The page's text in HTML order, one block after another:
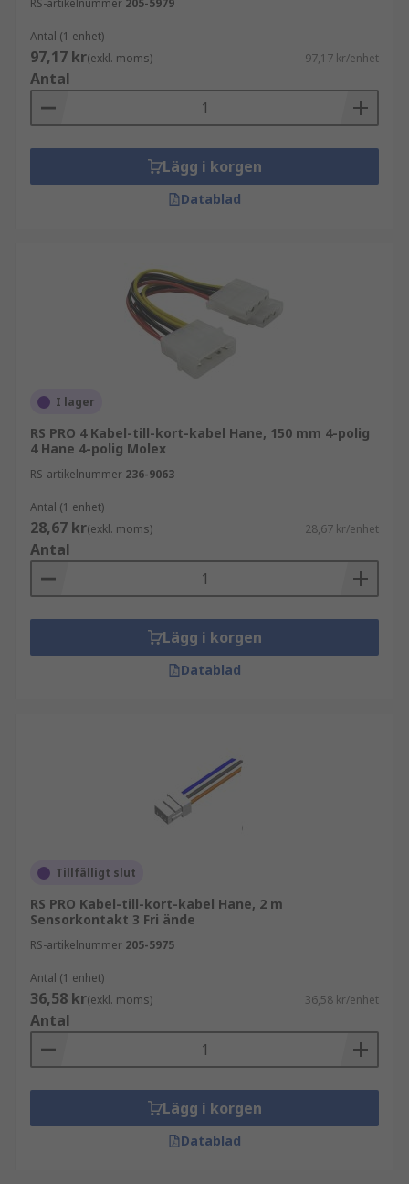
RS-artikelnummer 205-5979
Antal (1 enhet)
97,17 kr(exkl. moms) 97,17 kr/enhet
Antal
Lägg i korgen
Datablad
I lager
RS PRO 4 Kabel-till-kort-kabel Hane, 150 mm 4-polig
4 Hane 4-polig Molex
RS-artikelnummer 236-9063
Antal (1 enhet)
28,67 kr(exkl. moms) 28,67 kr/enhet
Antal
Lägg i korgen
Datablad
Tillfälligt slut
RS PRO Kabel-till-kort-kabel Hane, 2 m
Sensorkontakt 3 Fri ände
RS-artikelnummer 205-5975
Antal (1 enhet)
36,58 kr(exkl. moms) 36,58 kr/enhet
Antal
Lägg i korgen
Datablad